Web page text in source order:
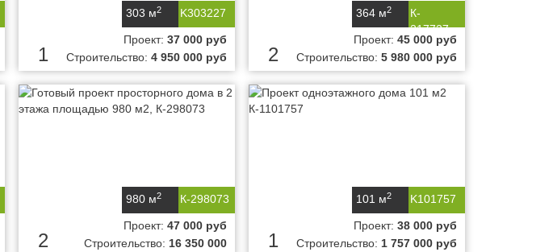
K303227
303 м2
1
Проект: 37 000 руб
Строительство: 4 950 000 руб
К-
217727
364 м2
2
Проект: 45 000 руб
Строительство: 5 980 000 руб
К-298073
980 м2
2
Проект: 47 000 руб
Строительство: 16 350 000
K101757
101 м2
1
Проект: 38 000 руб
Строительство: 1 757 000 руб